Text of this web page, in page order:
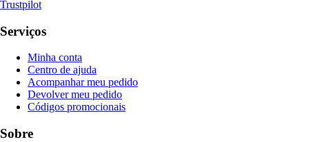
Trustpilot
Serviços
Minha conta
Centro de ajuda
Acompanhar meu pedido
Devolver meu pedido
Códigos promocionais
Sobre